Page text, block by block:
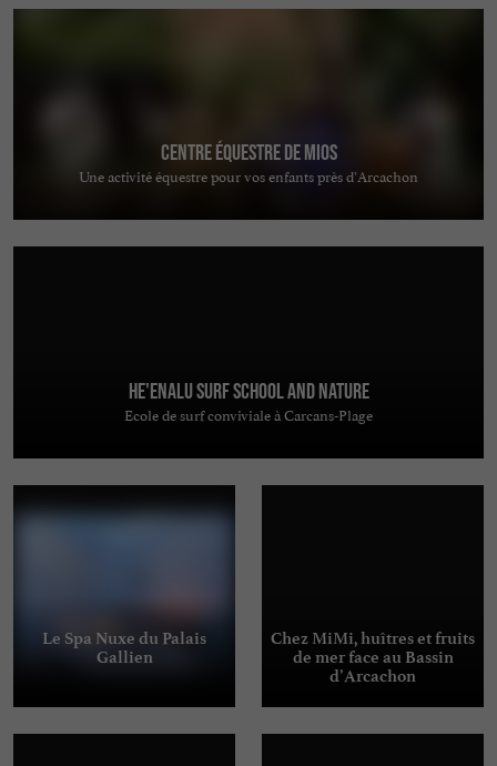
Centre équestre de Mios
Une activité équestre pour vos enfants près d’Arcachon
He'enalu Surf School and Nature
Ecole de surf conviviale à Carcans-Plage
Le Spa Nuxe du Palais
Gallien
Chez MiMi, huîtres et fruits
de mer face au Bassin
d’Arcachon